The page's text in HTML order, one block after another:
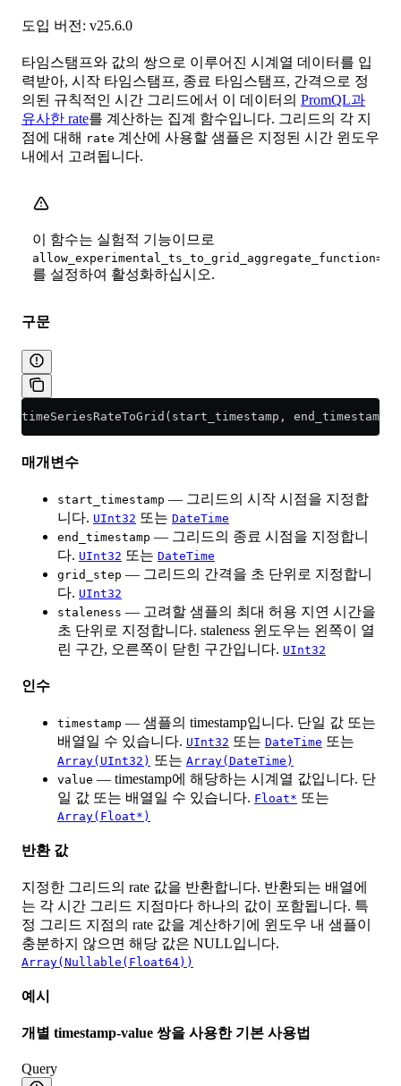
도입 버전: v25.6.0
타임스탬프와 값의 쌍으로 이루어진 시계열 데이터를 입
력받아, 시작 타임스탬프, 종료 타임스탬프, 간격으로 정
의된 규칙적인 시간 그리드에서 이 데이터의 PromQL과
유사한 rate를 계산하는 집계 함수입니다. 그리드의 각 지
점에 대해 rate 계산에 사용할 샘플은 지정된 시간 윈도우
내에서 고려됩니다.
이 함수는 실험적 기능이므로
를 설정하여 활성화하십시오.
구문
timeSeriesRateToGrid(start_timestamp,
매개변수
start_timestamp — 그리드의 시작 시점을 지정합
니다. UInt32 또는 DateTime
end_timestamp — 그리드의 종료 시점을 지정합니
다. UInt32 또는 DateTime
grid_step — 그리드의 간격을 초 단위로 지정합니
다. UInt32
staleness — 고려할 샘플의 최대 허용 지연 시간을
초 단위로 지정합니다. staleness 윈도우는 왼쪽이 열
린 구간, 오른쪽이 닫힌 구간입니다. UInt32
인수
timestamp — 샘플의 timestamp입니다. 단일 값 또는
배열일 수 있습니다. UInt32 또는 DateTime 또는
Array(UInt32) 또는 Array(DateTime)
value — timestamp에 해당하는 시계열 값입니다. 단
일 값 또는 배열일 수 있습니다. Float* 또는
Array(Float*)
반환 값
지정한 그리드의 rate 값을 반환합니다. 반환되는 배열에
는 각 시간 그리드 지점마다 하나의 값이 포함됩니다. 특
정 그리드 지점의 rate 값을 계산하기에 윈도우 내 샘플이
충분하지 않으면 해당 값은 NULL입니다.
Array(Nullable(Float64))
예시
개별 timestamp-value 쌍을 사용한 기본 사용법
Query